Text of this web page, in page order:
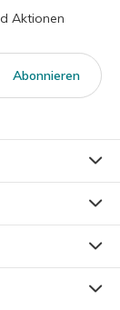
Aktionen
Abonnieren